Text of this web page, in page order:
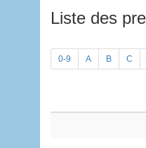
Liste des
0-9 A B C